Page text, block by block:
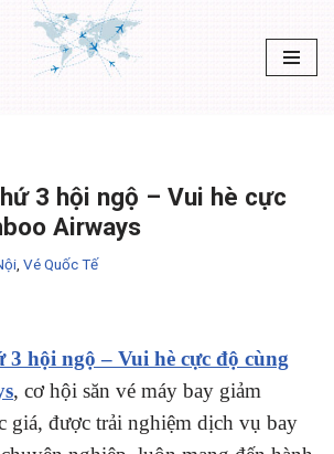
3 hội ngộ – Vui hè cực
Airways
Vé Quốc Tế
hội ngộ – Vui hè cực độ cùng
, cơ hội săn vé máy bay giảm
giá, được trải nghiệm dịch vụ bay